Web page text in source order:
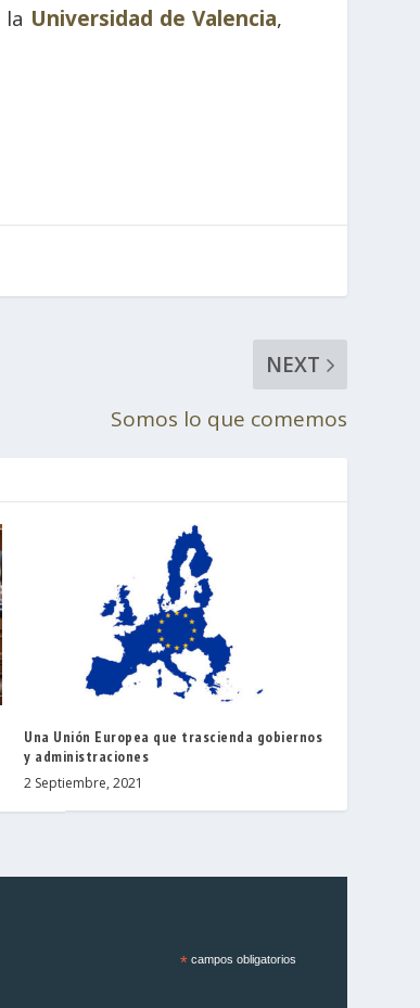
Universidad de Valencia,
NEXT
Somos lo que comemos
Una Unión Europea que trascienda gobiernos
y administraciones
2 Septiembre, 2021
*campos obligatorios